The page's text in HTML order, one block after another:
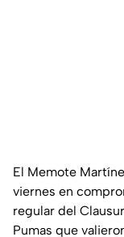
El Memote
viernes en
regular del
Pumas que